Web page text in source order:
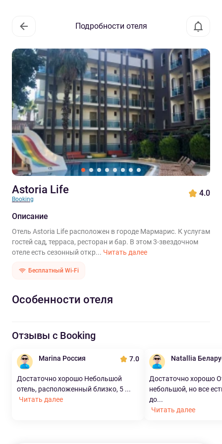
Подробности отеля
Astoria Life
Booking
4.0
Описание
Отель Astoria Life расположен в городе Мармарис. К услугам
гостей сад, терраса, ресторан и бар. В этом 3-звездочном
отеле есть сезонный откр... Читать далее
Бесплатный Wi-Fi
Особенности отеля
Отзывы с Booking
Marina Россия 7.0
Достаточно хорошо Небольшой
отель, расположенный близко, 5 ...
Читать далее
Natallia
Достаточно хорошо
небольшой, но все
до...
Читать далее